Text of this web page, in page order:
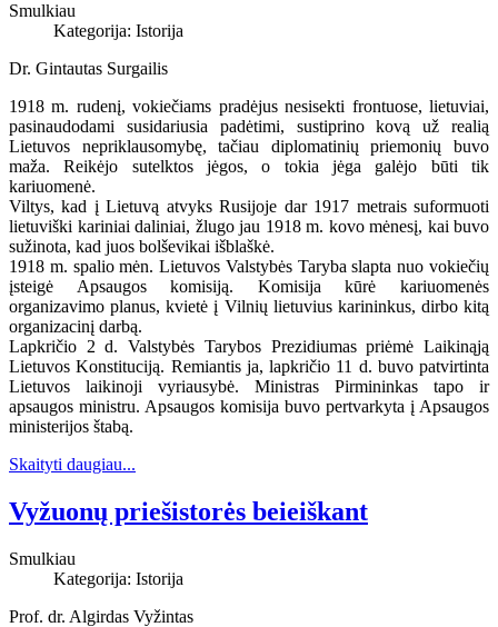
Smulkiau
Kategorija: Istorija
Dr. Gintautas Surgailis
1918 m. rudenį, vokiečiams pradėjus nesisekti frontuose, lietuviai,
pasinaudodami susidariusia padėtimi, sustiprino kovą už realią
Lietuvos nepriklausomybę, tačiau diplomatinių priemonių buvo
maža. Reikėjo sutelktos jėgos, o tokia jėga galėjo būti tik
kariuomenė.
Viltys, kad į Lietuvą atvyks Rusijoje dar 1917 metrais suformuoti
lietuviški kariniai daliniai, žlugo jau 1918 m. kovo mėnesį, kai buvo
sužinota, kad juos bolševikai išblaškė.
1918 m. spalio mėn. Lietuvos Valstybės Taryba slapta nuo vokiečių
įsteigė Apsaugos komisiją. Komisija kūrė kariuomenės
organizavimo planus, kvietė į Vilnių lietuvius karininkus, dirbo kitą
organizacinį darbą.
Lapkričio 2 d. Valstybės Tarybos Prezidiumas priėmė Laikinąją
Lietuvos Konstituciją. Remiantis ja, lapkričio 11 d. buvo patvirtinta
Lietuvos laikinoji vyriausybė. Ministras Pirmininkas tapo ir
apsaugos ministru. Apsaugos komisija buvo pertvarkyta į Apsaugos
ministerijos štabą.
Skaityti daugiau...
Vyžuonų priešistorės beieiškant
Smulkiau
Kategorija: Istorija
Prof. dr. Algirdas Vyžintas